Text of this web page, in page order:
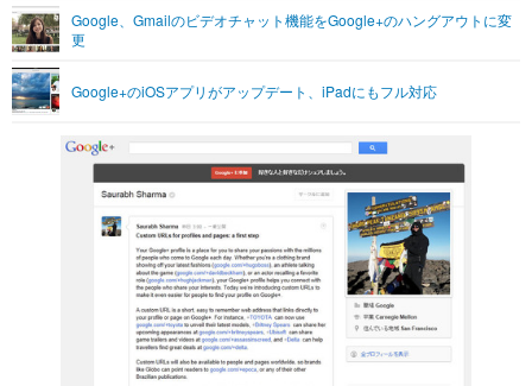
ショッピング その他
プッシュ通知の停止方法
Google、Gmailのビデオチャット機能をGoogle+のハングアウトに変
更
Google+のiOSアプリがアップデート、iPadにもフル対応